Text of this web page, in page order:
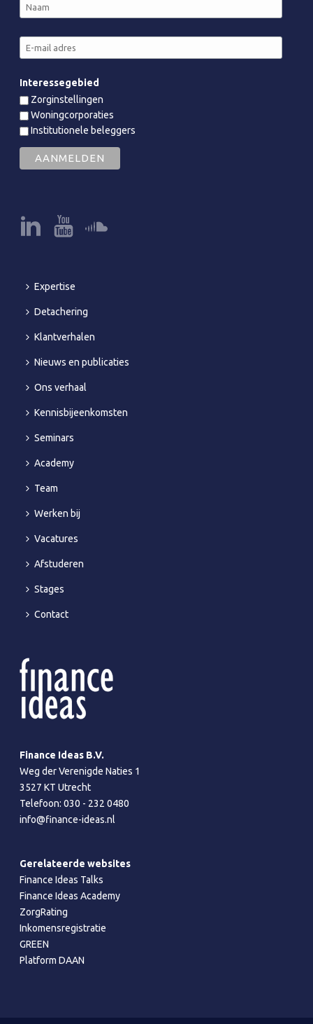
Interessegebied
Zorginstellingen
Woningcorporaties
Institutionele beleggers
Expertise
Detachering
Klantverhalen
Nieuws en publicaties
Ons verhaal
Kennisbijeenkomsten
Seminars
Academy
Team
Werken bij
Vacatures
Afstuderen
Stages
Contact
Finance Ideas B.V.
Weg der Verenigde Naties 1
3527 KT Utrecht
Telefoon:030 - 232 0480
info@finance-ideas.nl
Gerelateerde websites
Finance Ideas Talks
Finance Ideas Academy
ZorgRating
Inkomensregistratie
GREEN
Platform DAAN